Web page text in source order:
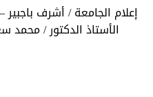
إعلام الجامعة / أشرف
الأستاذ الدكتور /